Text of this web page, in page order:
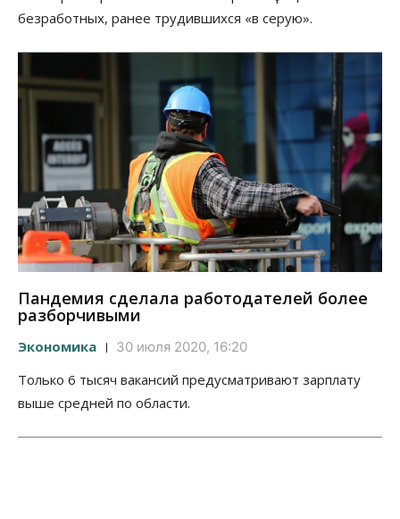
безработных, ранее трудившихся «в серую».
Пандемия сделала работодателей более
разборчивыми
Экономика 30 июля 2020, 16:20
Только 6 тысяч вакансий предусматривают зарплату
выше средней по области.